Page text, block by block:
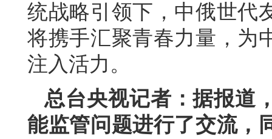
统战略引领下，中俄世代
将携手汇聚青春力量，为
注入活力。
总台央视记者：据报道
能监管问题进行了交流，